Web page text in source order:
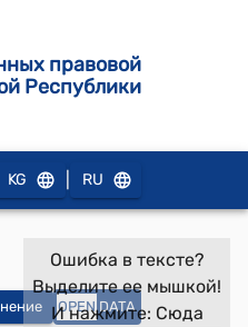
правовой
Республики
KG RU
OPEN DATA
Ошибка в тексте?
Выделите ее мышкой!
И нажмите: Сюда